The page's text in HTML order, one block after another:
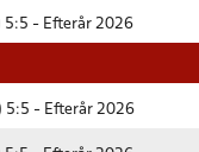
5:5 - Efterår 2026
5:5 - Efterår 2026